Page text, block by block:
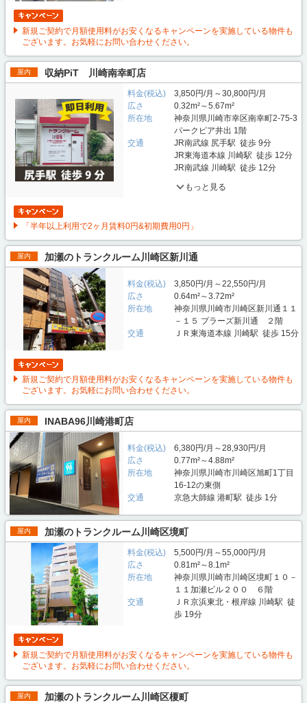
新規ご契約で月額使用料がお安くなるキャンペーンを実施している物件も
ございます。お気軽にお問い合わせください。
屋内 収納PiT 川崎南幸町店
料金(税込)
3,850円/月～30,800円/月
広さ
0.32m²～5.67m²
所在地
神奈川県川崎市幸区南幸町2-75-3
パークピア井出 1階
交通
JR南武線 尻手駅 徒歩 9分
JR東海道本線 川崎駅 徒歩 12分
JR南武線 川崎駅 徒歩 12分
もっと見る
「半年以上利用で2ヶ月賃料0円&初期費用0円」
屋内 加瀬のトランクルーム川崎区新川通
料金(税込)
3,850円/月～22,550円/月
広さ
0.64m²～3.72m²
所在地
神奈川県川崎市川崎区新川通１１
－１５ プラーズ新川通 ２階
交通
ＪＲ東海道本線 川崎駅 徒歩 15分
新規ご契約で月額使用料がお安くなるキャンペーンを実施している物件も
ございます。お気軽にお問い合わせください。
屋内 INABA96川崎港町店
料金(税込)
6,380円/月～28,930円/月
広さ
0.77m²～4.88m²
所在地
神奈川県川崎市川崎区旭町1丁目
16-12の東側
交通
京急大師線 港町駅 徒歩 1分
屋内 加瀬のトランクルーム川崎区境町
料金(税込)
5,500円/月～55,000円/月
広さ
0.81m²～8.1m²
所在地
神奈川県川崎市川崎区境町１０－
１１加瀬ビル２００ ６階
交通
ＪＲ京浜東北・根岸線 川崎駅 徒
歩 19分
新規ご契約で月額使用料がお安くなるキャンペーンを実施している物件も
ございます。お気軽にお問い合わせください。
屋内 加瀬のトランクルーム川崎区榎町